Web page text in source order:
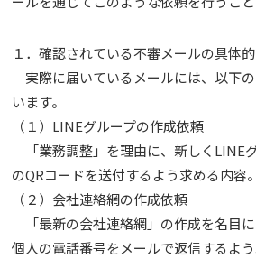
１．確認されている不審メールの具体
実際に届いているメールには、以下
います。
（１）LINEグループの作成依頼
「業務調整」を理由に、新しくLINE
のQRコードを送付するよう求める内容。
（２）会社連絡網の作成依頼
「最新の会社連絡網」の作成を名目に
個人の電話番号をメールで返信するよう